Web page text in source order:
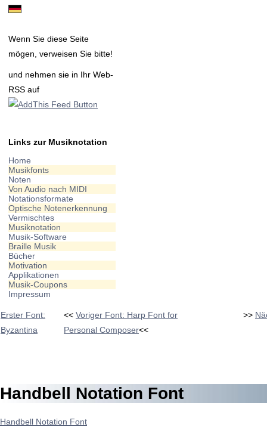
Wenn Sie diese Seite
mögen, verweisen Sie bitte!
und nehmen sie in Ihr Web-
RSS auf
Links zur Musiknotation
Home
Musikfonts
Noten
Von Audio nach MIDI
Notationsformate
Optische Notenerkennung
Vermischtes
Musiknotation
Musik-Software
Braille Musik
Bücher
Motivation
Applikationen
Musik-Coupons
Impressum
Erster Font:
Byzantina
<< Voriger Font: Harp Font for
Personal Composer<<
>>
Handbell Notation Font
Handbell Notation Font